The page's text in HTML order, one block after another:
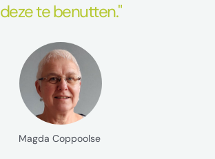
deze te benutten."
Magda Coppoolse